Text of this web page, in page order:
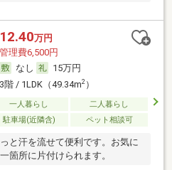
12.40万円
管理費6,500円
なし
15万円
3階 / 1LDK（49.34m2）
一人暮らし
二人暮らし
駐車場(近隣含) ペット相談可
と汗を流せて便利です。お気に
箇所に片付けられます。